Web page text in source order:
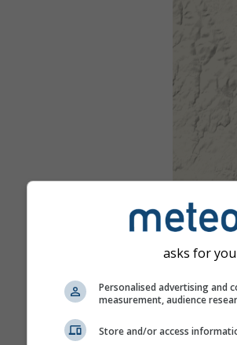
asks for
Personalised advertising and
measurement, audience
Store and/or access